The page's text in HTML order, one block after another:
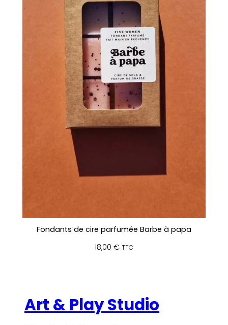
Fondants de cire parfumée Barbe à papa
18,00 € TTC
Art & Play Studio